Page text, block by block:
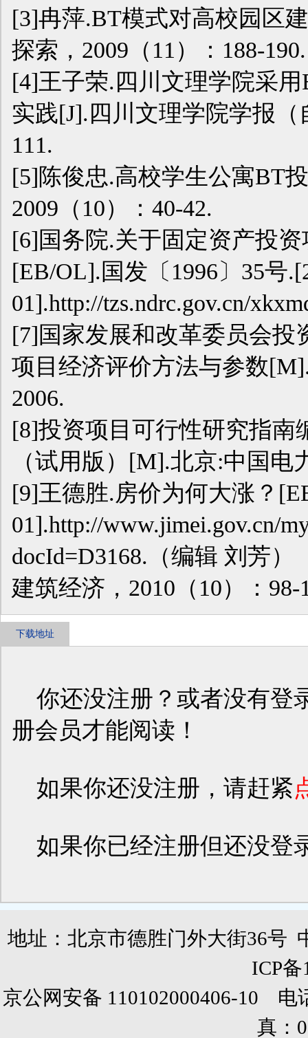
[3]冉萍.BT模式对高校园区
探索，2009（11）：188-190.
[4]王子荣.四川文理学院采
实践[J].四川文理学院学报（
111.
[5]陈俊忠.高校学生公寓BT
2009（10）：40-42.
[6]国务院.关于固定资产投
[EB/OL].国发〔1996〕35号
01].http://tzs.ndrc.gov.cn/
[7]国家发展和改革委员会投
项目经济评价方法与参数
2006.
[8]投资项目可行性研究指南
（试用版）[M].北京:中国电
[9]王德胜.房价为何大涨？
01].http://www.jimei.gov.cn/
docId=D3168.（编辑 刘芳）
建筑经济，2010（10）：98-
下载地址
你还没注册？或者没有登
册会员才能阅读！
如果你还没注册，请赶紧
如果你已经注册但还没登
地址：北京市德胜门外大街36
ICP备
京公网安备 110102000406-10 电
真：